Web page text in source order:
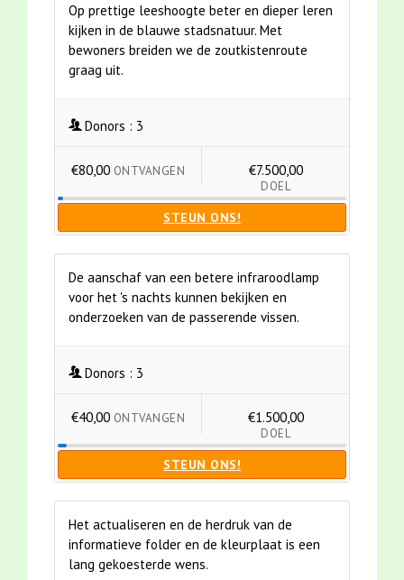
Op prettige leeshoogte beter en dieper leren
kijken in de blauwe stadsnatuur. Met
bewoners breiden we de zoutkistenroute
graag uit.
Donors : 3
€80,00 ONTVANGEN €7.500,00
DOEL
STEUN ONS!
De aanschaf van een betere infraroodlamp
voor het 's nachts kunnen bekijken en
onderzoeken van de passerende vissen.
Donors : 3
€40,00 ONTVANGEN €1.500,00
DOEL
STEUN ONS!
Het actualiseren en de herdruk van de
informatieve folder en de kleurplaat is een
lang gekoesterde wens.